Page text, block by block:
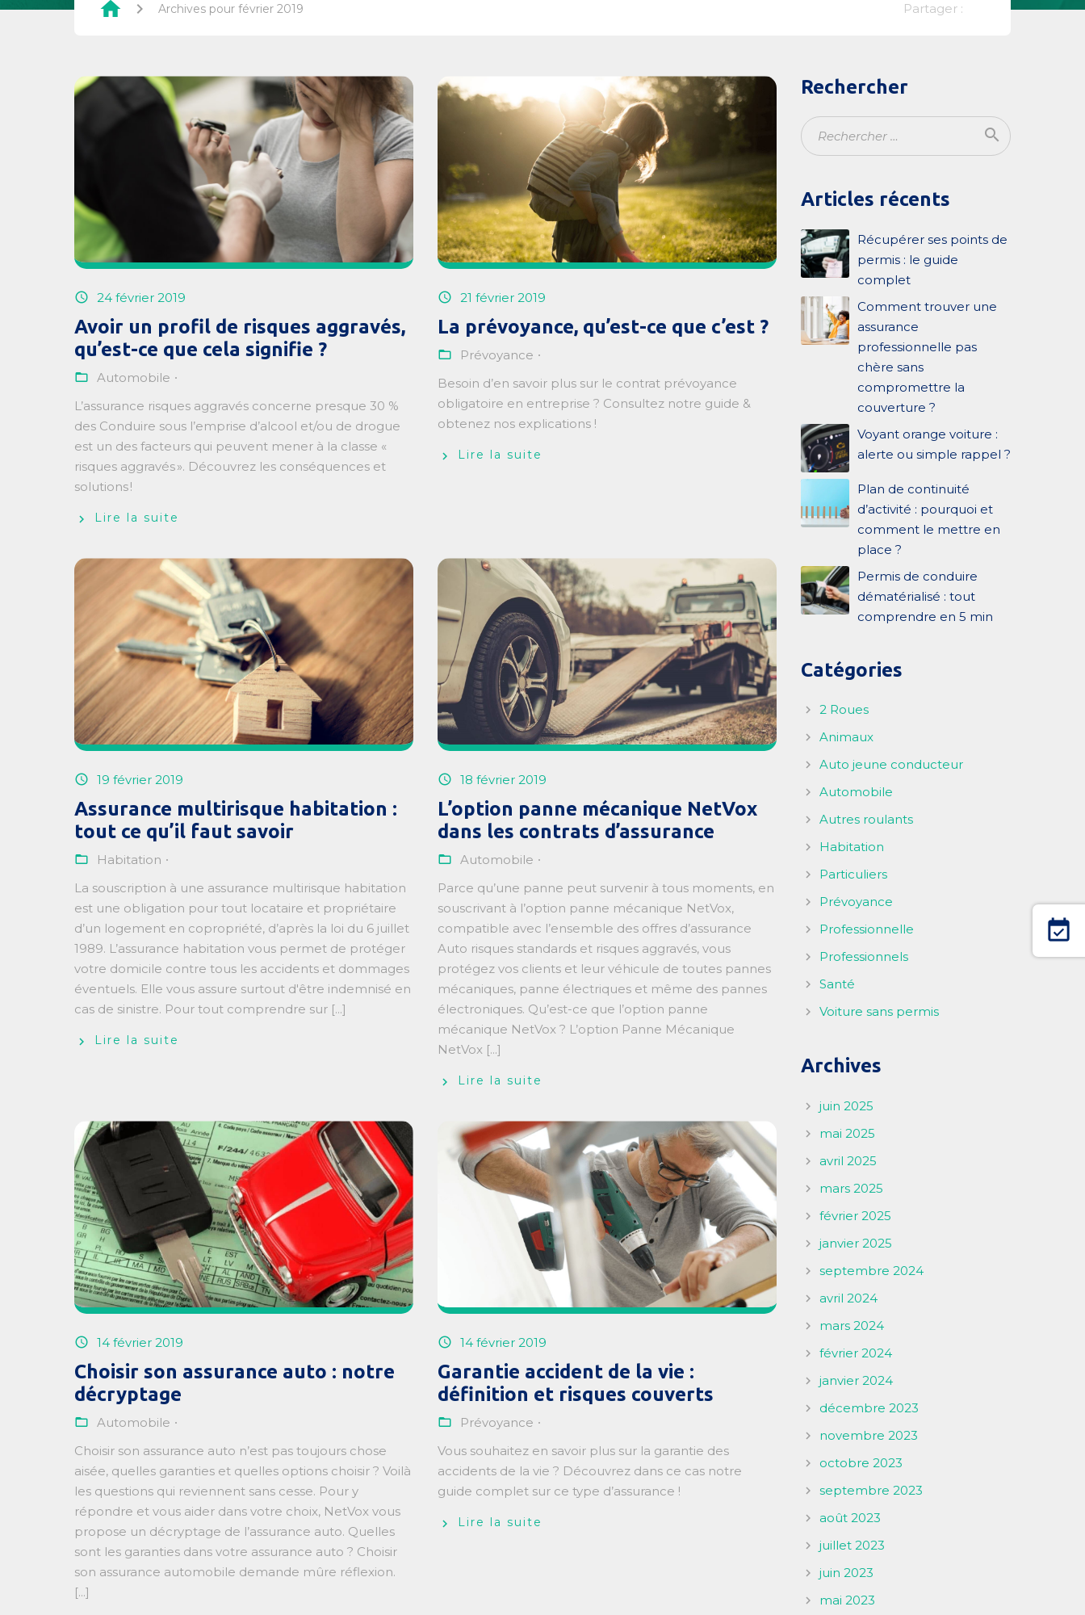
home chevron_right Archives pour février 2019 Partager :
24 février 2019
Avoir un profil de risques aggravés,
qu’est-ce que cela signifie ?
Automobile
L’assurance risques aggravés concerne presque 30 %
des Conduire sous l’emprise d’alcool et/ou de drogue
est un des facteurs qui peuvent mener à la classe «
risques aggravés ». Découvrez les conséquences et
solutions !
Lire la suite
21 février 2019
La prévoyance, qu’est-ce que c’est ?
Prévoyance
Besoin d’en savoir plus sur le contrat prévoyance
obligatoire en entreprise ? Consultez notre guide &
obtenez nos explications !
Lire la suite
19 février 2019
Assurance multirisque habitation :
tout ce qu’il faut savoir
Habitation
La souscription à une assurance multirisque habitation
est une obligation pour tout locataire et propriétaire
d’un logement en copropriété, d’après la loi du 6 juillet
1989. L’assurance habitation vous permet de protéger
votre domicile contre tous les accidents et dommages
éventuels. Elle vous assure surtout d'être indemnisé en
cas de sinistre. Pour tout comprendre sur [...]
Lire la suite
18 février 2019
L’option panne mécanique NetVox
dans les contrats d’assurance
Automobile
Parce qu’une panne peut survenir à tous moments, en
souscrivant à l’option panne mécanique NetVox,
compatible avec l’ensemble des offres d’assurance
Auto risques standards et risques aggravés, vous
protégez vos clients et leur véhicule de toutes pannes
mécaniques, panne électriques et même des pannes
électroniques. Qu’est-ce que l’option panne
mécanique NetVox ? L’option Panne Mécanique
NetVox [...]
Lire la suite
14 février 2019
Choisir son assurance auto : notre
décryptage
Automobile
Choisir son assurance auto n’est pas toujours chose
aisée, quelles garanties et quelles options choisir ? Voilà
les questions qui reviennent sans cesse. Pour y
répondre et vous aider dans votre choix, NetVox vous
propose un décryptage de l’assurance auto. Quelles
sont les garanties dans votre assurance auto ? Choisir
son assurance automobile demande mûre réflexion.
[...]
14 février 2019
Garantie accident de la vie :
définition et risques couverts
Prévoyance
Vous souhaitez en savoir plus sur la garantie des
accidents de la vie ? Découvrez dans ce cas notre
guide complet sur ce type d’assurance !
Lire la suite
Rechercher
search
Ok
Articles récents
Récupérer ses points de
permis : le guide
complet
Comment trouver une
assurance
professionnelle pas
chère sans
compromettre la
couverture ?
Voyant orange voiture :
alerte ou simple rappel ?
Plan de continuité
d’activité : pourquoi et
comment le mettre en
place ?
Permis de conduire
dématérialisé : tout
comprendre en 5 min
Catégories
2 Roues
Animaux
Auto jeune conducteur
Automobile
Autres roulants
Habitation
Particuliers
Prévoyance
Professionnelle
Professionnels
Santé
Voiture sans permis
Archives
juin 2025
mai 2025
avril 2025
mars 2025
février 2025
janvier 2025
septembre 2024
avril 2024
mars 2024
février 2024
janvier 2024
décembre 2023
novembre 2023
octobre 2023
septembre 2023
août 2023
juillet 2023
juin 2023
mai 2023
event_available